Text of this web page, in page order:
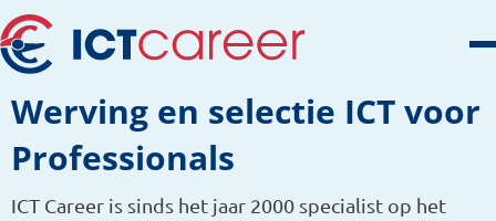
Werving en selectie ICT voor
Professionals
ICT Career is sinds het jaar 2000 specialist op het